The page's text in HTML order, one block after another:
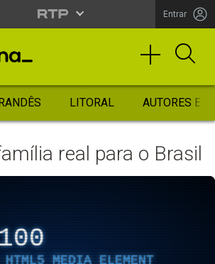
Entrar
LITORAL AUTORES
real para o Brasil
HTML5 MEDIA ELEMENT